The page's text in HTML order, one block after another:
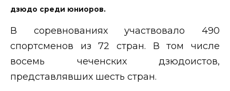
дзюдо среди юниоров.
В соревнованиях участвовало 490
спортсменов из 72 стран. В том числе
восемь чеченских дзюдоистов,
представлявших шесть стран.